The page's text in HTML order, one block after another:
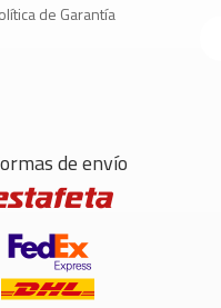
de Garantía
de envío